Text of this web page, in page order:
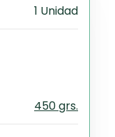
PDF
Excel
1 Unidad
450 grs.